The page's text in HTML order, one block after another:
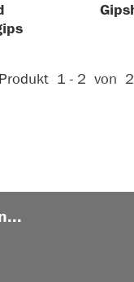
Aktive Filter:
Produkt 1 - 2 von 2